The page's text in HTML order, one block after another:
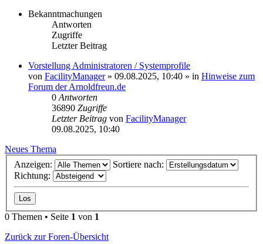
Bekanntmachungen
Antworten
Zugriffe
Letzter Beitrag
Vorstellung Administratoren / Systemprofile
von FacilityManager» 09.08.2025, 10:40 » in Hinweise zum
Forum der Arnoldfreun.de
0Antworten
36890 Zugriffe
Letzter Beitrag von FacilityManager
09.08.2025, 10:40
Neues Thema
Anzeigen:
Sortiere nach:
Richtung:
0 Themen • Seite 1 von 1
Zurück zur Foren-Übersicht